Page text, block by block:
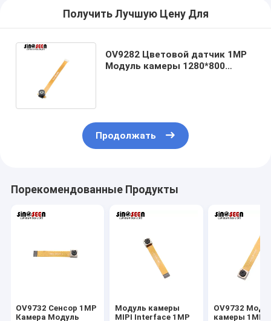
Получить Лучшую Цену Для
OV9282 Цветовой датчик 1MP
Модуль камеры 1280*800
Продолжать
Порекомендованные Продукты
OV9732 Сенсор 1MP
Камера Модуль
Модуль камеры
MIPI Interface 1MP
OV9732
камеры 1MP